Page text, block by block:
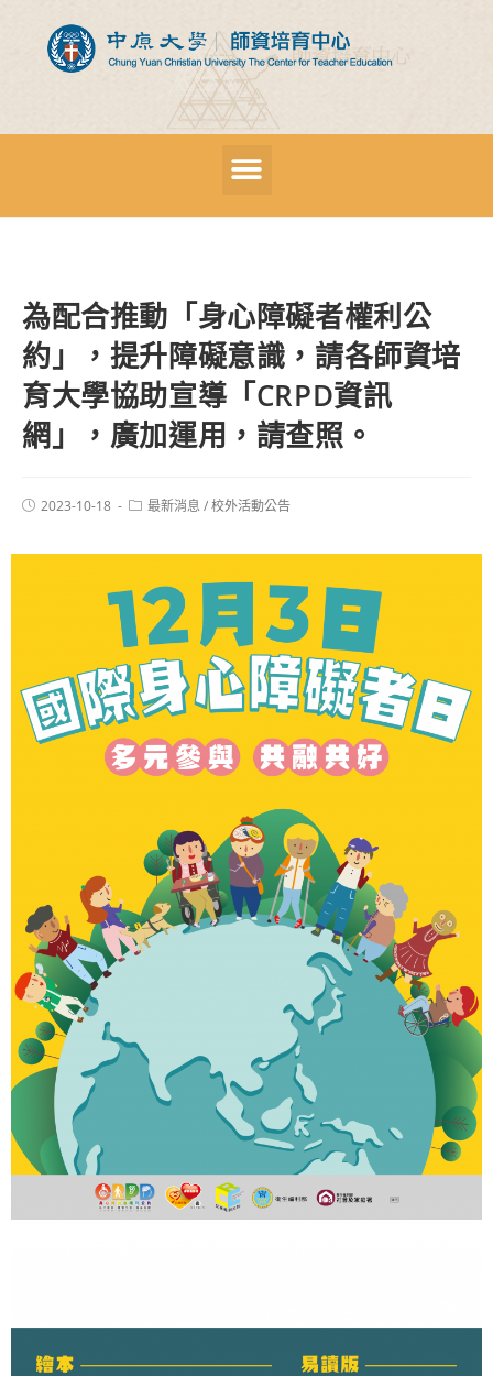
為配合推動「身心障礙者權利公
約」，提升障礙意識，請各師資培
育大學協助宣導「CRPD資訊
網」，廣加運用，請查照。
2023-10-18 最新消息 /校外活動公告